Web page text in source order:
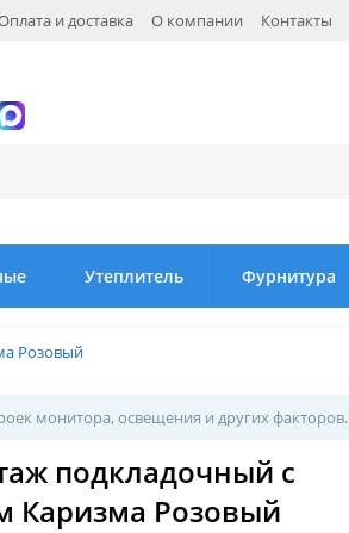
и доставка О компании Контакты
Утеплитель Фурнитура
Розовый
монитора, освещения и других факторов.
подкладочный с
Каризма Розовый